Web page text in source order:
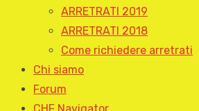
ARRETRATI 2019
ARRETRATI 2018
Come richiedere arretrati
Chi siamo
Forum